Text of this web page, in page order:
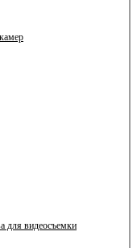
для видеосъемки